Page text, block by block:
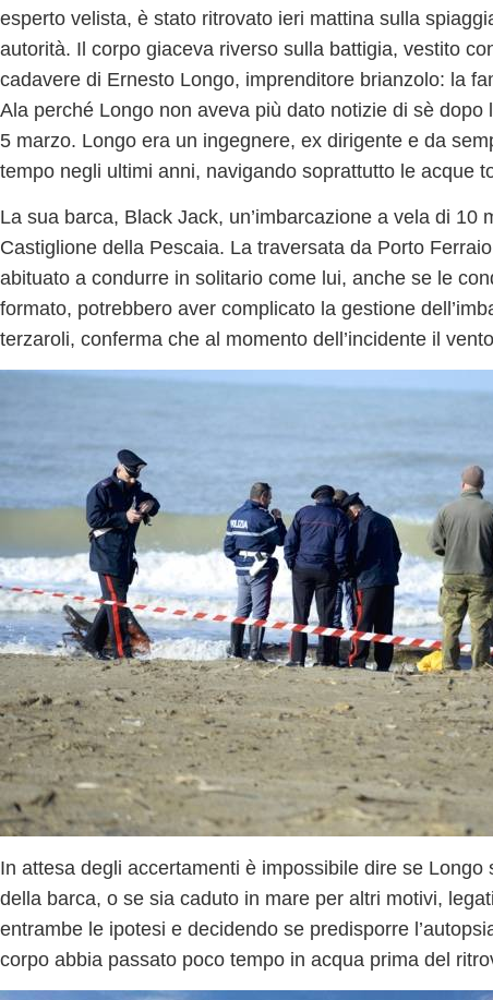
esperto velista, è stato ritrovato ieri mattina sulla
autorità. Il corpo giaceva riverso sulla battigia, vestito
cadavere di Ernesto Longo, imprenditore brianzolo: la
Ala perché Longo non aveva più dato notizie di sè dopo
5 marzo. Longo era un ingegnere, ex dirigente e da
tempo negli ultimi anni, navigando soprattutto le acque
La sua barca, Black Jack, un’imbarcazione a vela di 10
Castiglione della Pescaia. La traversata da Porto
abituato a condurre in solitario come lui, anche se le
formato, potrebbero aver complicato la gestione
terzaroli, conferma che al momento dell’incidente il
In attesa degli accertamenti è impossibile dire se Longo
della barca, o se sia caduto in mare per altri motivi,
entrambe le ipotesi e decidendo se predisporre
corpo abbia passato poco tempo in acqua prima del